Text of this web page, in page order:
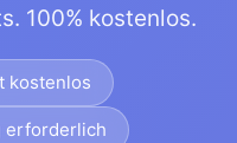
100% kostenlos.
kostenlos
erforderlich